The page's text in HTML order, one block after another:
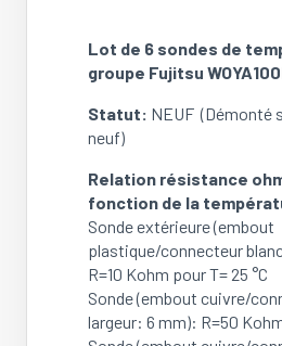
température
pour
Fujitsu
WOYA100KLT
(NEUF)
Lot de 6 sondes de
groupe Fujitsu
Statut: NEUF (Démonté
neuf)
Relation résistance
fonction de la
Sonde extérieure (embout
plastique/connecteur
R=10 Kohm pour T= 25 °C
Sonde (embout cuivre/
largeur: 6 mm): R=50